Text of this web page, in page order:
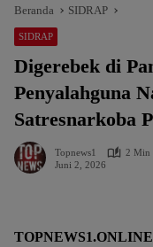
Beranda SIDRAP
SIDRAP
Digerebek di
Penyalahguna
Satresnarkoba
Topnews1
2 Min
Juni 2, 2026